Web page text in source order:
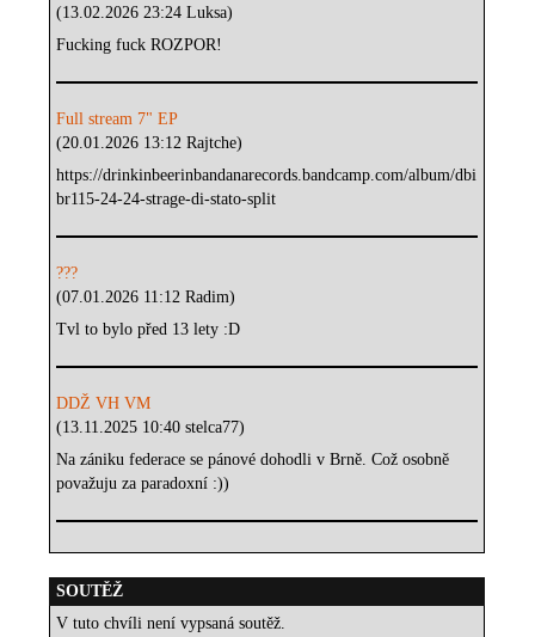
(13.02.2026 23:24 Luksa)
Fucking fuck ROZPOR!
Full stream 7" EP
(20.01.2026 13:12 Rajtche)
https://drinkinbeerinbandanarecords.bandcamp.com/album/dbi
br115-24-24-strage-di-stato-split
???
(07.01.2026 11:12 Radim)
Tvl to bylo před 13 lety :D
DDŽ VH VM
(13.11.2025 10:40 stelca77)
Na zániku federace se pánové dohodli v Brně. Což osobně
považuju za paradoxní :))
SOUTĚŽ
V tuto chvíli není vypsaná soutěž.